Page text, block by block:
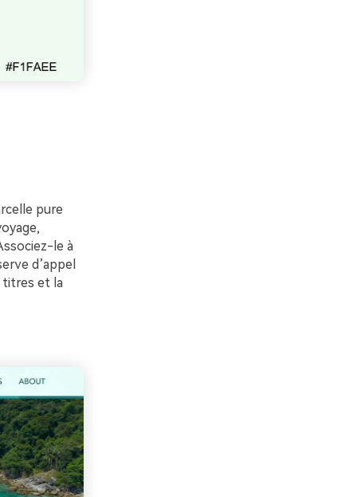
pure
le à
d’appel
titres et la